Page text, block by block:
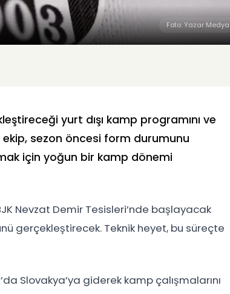
Foto: Yazar Medya
yurt dışı kamp programını ve
ekip, sezon öncesi form durumunu
için yoğun bir kamp dönemi
Nevzat Demir Tesisleri’nde başlayacak
gerçekleştirecek. Teknik heyet, bu süreçte
Slovakya’ya giderek kamp çalışmalarını